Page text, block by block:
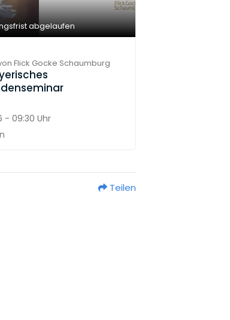
abgelaufen
Flick Gocke Schaumburg
- 09:30 Uhr
Teilen